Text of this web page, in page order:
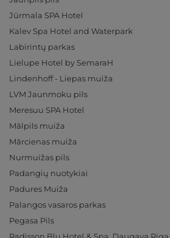
Jūrmala SPA Hotel
Kalev Spa Hotel and Waterpark
Labirintų parkas
Lielupe Hotel by SemaraH
Lindenhoff - Liepas muiža
LVM Jaunmoku pils
Meresuu SPA Hotel
Mālpils muiža
Mārcienas muiža
Nurmuižas pils
Padangių nuotykiai
Padures Muiža
Palangos vasaros parkas
Pegasa Pils